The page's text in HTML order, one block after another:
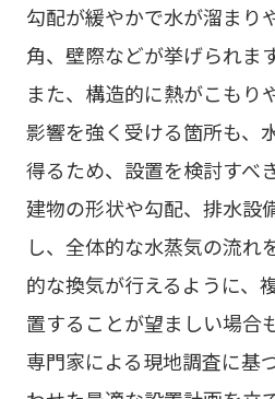
勾配が緩やかで水が溜まり
角、壁際などが挙げられます
また、構造的に熱がこもり
影響を強く受ける箇所も、
得るため、設置を検討すべ
建物の形状や勾配、排水設
し、全体的な水蒸気の流れ
的な換気が行えるように、
置することが望ましい場合
専門家による現地調査に基